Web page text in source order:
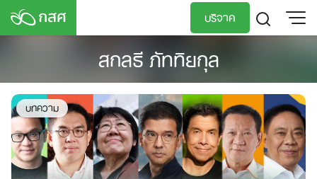
Skip
บริจาค
EN
สกลธี ภัททิยกุล
บทความ